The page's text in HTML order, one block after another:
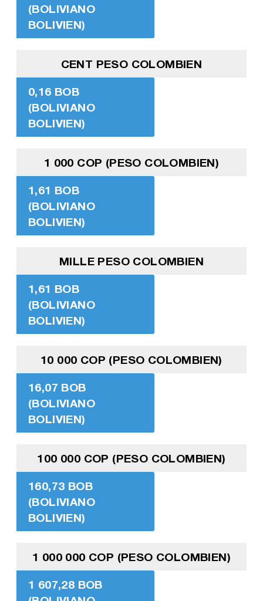
(BOLIVIANO
BOLIVIEN)
CENT PESO COLOMBIEN
0,16 BOB
(BOLIVIANO
BOLIVIEN)
1 000 COP (PESO COLOMBIEN)
1,61 BOB
(BOLIVIANO
BOLIVIEN)
MILLE PESO COLOMBIEN
1,61 BOB
(BOLIVIANO
BOLIVIEN)
10 000 COP (PESO COLOMBIEN)
16,07 BOB
(BOLIVIANO
BOLIVIEN)
100 000 COP (PESO COLOMBIEN)
160,73 BOB
(BOLIVIANO
BOLIVIEN)
1 000 000 COP (PESO COLOMBIEN)
1 607,28 BOB